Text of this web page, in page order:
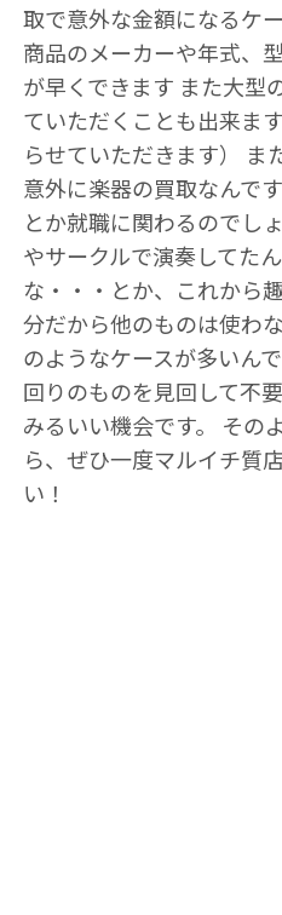
取で意外な金額になるケ
商品のメーカーや年式、
が早くできます また大型
ていただくことも出来ま
らせていただきます） ま
意外に楽器の買取なん
とか就職に関わるのでし
やサークルで演奏してた
な・・・とか、これから
分だから他のものは使わ
のようなケースが多いん
回りのものを見回して不
みるいい機会です。 その
ら、ぜひ一度マルイチ質
い！